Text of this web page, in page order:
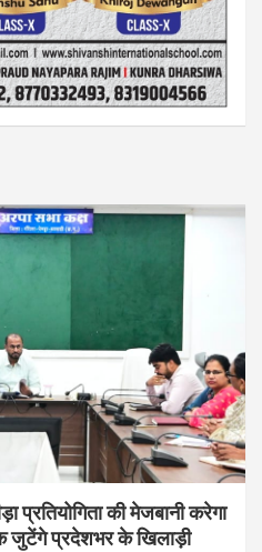
प्रतियोगिता की मेजबानी करेगा
जुटेंगे प्रदेशभर के खिलाड़ी